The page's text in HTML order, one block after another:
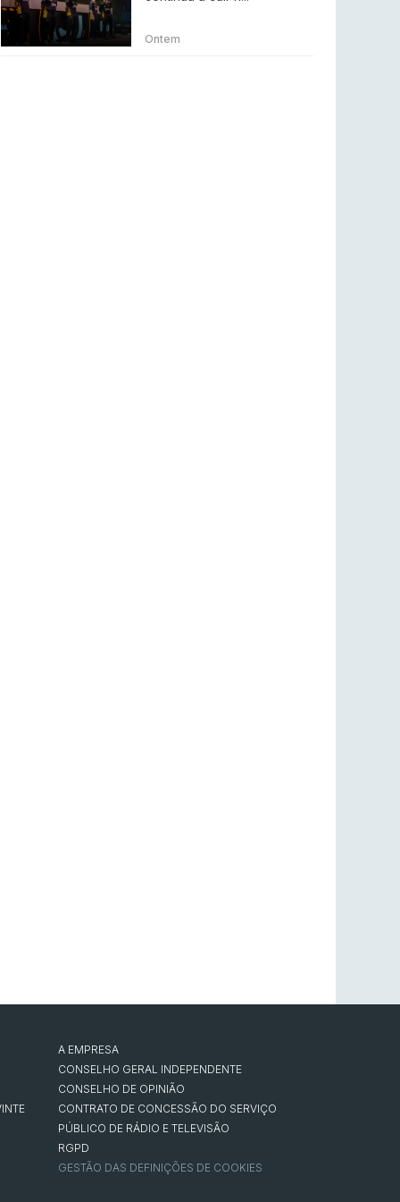
BLAST Bounty S2 na RTP Arena: Regressa o
melhor Counter-Strike
Ontem
A EMPRESA
CONSELHO GERAL INDEPENDENTE
CONSELHO DE OPINIÃO
CONTRATO DE CONCESSÃO DO SERVIÇO
PÚBLICO DE RÁDIO E TELEVISÃO
RGPD
GESTÃO DAS DEFINIÇÕES DE COOKIES